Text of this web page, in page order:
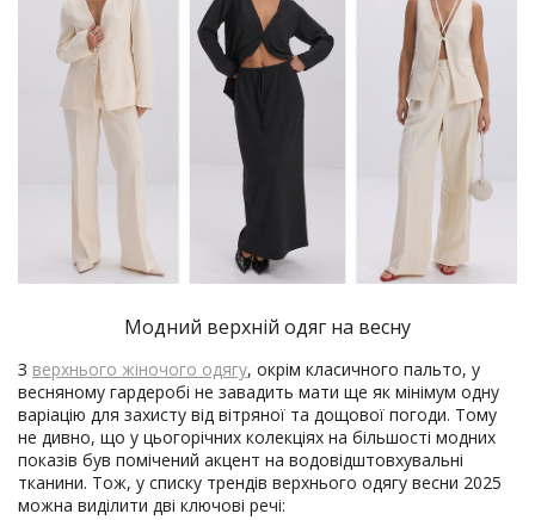
Модний верхній одяг на весну
З верхнього жіночого одягу, окрім класичного пальто, у
весняному гардеробі не завадить мати ще як мінімум одну
варіацію для захисту від вітряної та дощової погоди. Тому
не дивно, що у цьогорічних колекціях на більшості модних
показів був помічений акцент на водовідштовхувальні
тканини. Тож, у списку трендів верхнього одягу весни 2025
можна виділити дві ключові речі: